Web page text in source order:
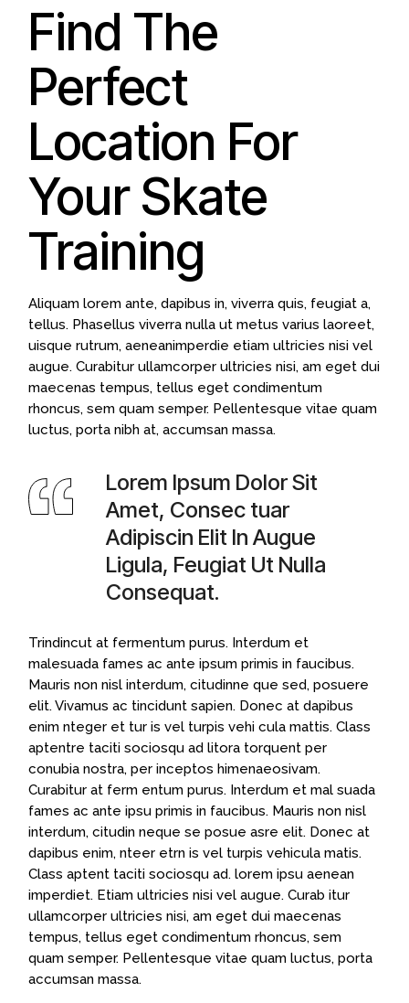
Find The
Perfect
Location For
Your Skate
Training
Aliquam lorem ante, dapibus in, viverra quis, feugiat a,
tellus. Phasellus viverra nulla ut metus varius laoreet,
uisque rutrum, aeneanimperdie etiam ultricies nisi vel
augue. Curabitur ullamcorper ultricies nisi, am eget dui
maecenas tempus, tellus eget condimentum
rhoncus, sem quam semper. Pellentesque vitae quam
luctus, porta nibh at, accumsan massa.
Lorem Ipsum Dolor Sit
Amet, Consec tuar
Adipiscin Elit In Augue
Ligula, Feugiat Ut Nulla
Consequat.
Trindincut at fermentum purus. Interdum et
malesuada fames ac ante ipsum primis in faucibus.
Mauris non nisl interdum, citudinne que sed, posuere
elit. Vivamus ac tincidunt sapien. Donec at dapibus
enim nteger et tur is vel turpis vehi cula mattis. Class
aptentre taciti sociosqu ad litora torquent per
conubia nostra, per inceptos himenaeosivam.
Curabitur at ferm entum purus. Interdum et mal suada
fames ac ante ipsu primis in faucibus. Mauris non nisl
interdum, citudin neque se posue asre elit. Donec at
dapibus enim, nteer etrn is vel turpis vehicula matis.
Class aptent taciti sociosqu ad. lorem ipsu aenean
imperdiet. Etiam ultricies nisi vel augue. Curab itur
ullamcorper ultricies nisi, am eget dui maecenas
tempus, tellus eget condimentum rhoncus, sem
quam semper. Pellentesque vitae quam luctus, porta
accumsan massa.